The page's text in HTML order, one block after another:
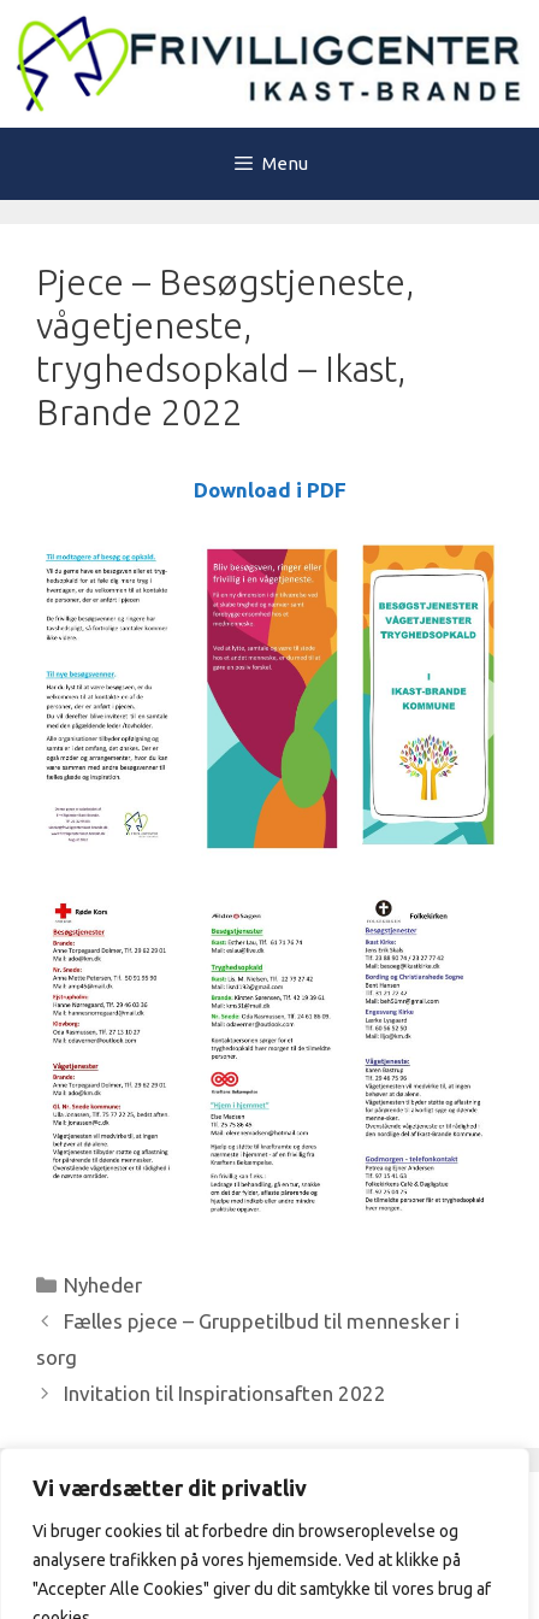
Vi værdsætter dit privatliv
Vi bruger cookies til at forbedre din browseroplevelse og
analysere trafikken på vores hjememside. Ved at klikke på
"Accepter Alle Cookies" giver du dit samtykke til vores brug af
indhold
Menu
Pjece – Besøgstjeneste,
vågetjeneste,
tryghedsopkald – Ikast,
Brande 2022
Download i PDF
Kategorier
Nyheder
Fælles pjece – Gruppetilbud til mennesker i
sorg
Invitation til Inspirationsaften 2022
Frivilligcenter Ikast-Brande / 21329409
/vibeke@frivilligcenterikast-brande.dk